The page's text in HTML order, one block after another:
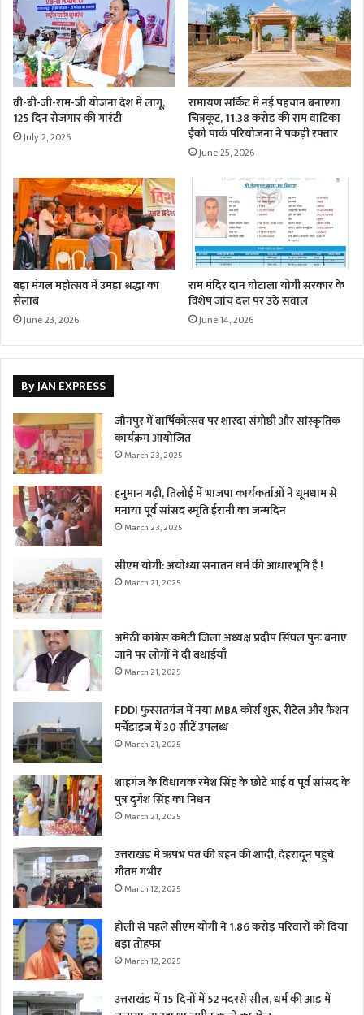
वी-बी-जी-राम-जी योजना देश में लागू,
125 दिन रोजगार की गारंटी
July 2, 2026
रामायण सर्किट में नई पहचान बनाएगा
चित्रकूट, 11.38 करोड़ की राम वाटिका
ईको पार्क परियोजना ने पकड़ी रफ्तार
June 25, 2026
बड़ा मंगल महोत्सव में उमड़ा श्रद्धा का
सैलाब
June 23, 2026
राम मंदिर दान घोटाला योगी सरकार के
विशेष जांच दल पर उठे सवाल
June 14, 2026
By JAN EXPRESS
जौनपुर में वार्षिकोत्सव पर शारदा संगोष्ठी और सांस्कृतिक
कार्यक्रम आयोजित
March 23, 2025
हनुमान गढ़ी, तिलोई में भाजपा कार्यकर्ताओं ने धूमधाम से
मनाया पूर्व सांसद स्मृति ईरानी का जन्मदिन
March 23, 2025
सीएम योगी: अयोध्या सनातन धर्म की आधारभूमि है !
March 21, 2025
अमेठी कांग्रेस कमेटी जिला अध्यक्ष प्रदीप सिंघल पुनः बनाए
जाने पर लोगों ने दी बधाईयाँ
March 21, 2025
FDDI फुरसतगंज में नया MBA कोर्स शुरू, रीटेल और फैशन
मर्चेंडाइज में 30 सीटें उपलब्ध
March 21, 2025
शाहगंज के विधायक रमेश सिंह के छोटे भाई व पूर्व सांसद के
पुत्र दुर्गेश सिंह का निधन
March 21, 2025
उत्तराखंड में ऋषभ पंत की बहन की शादी, देहरादून पहुंचे
गौतम गंभीर
March 12, 2025
होली से पहले सीएम योगी ने 1.86 करोड़ परिवारों को दिया
बड़ा तोहफा
March 12, 2025
उत्तराखंड में 15 दिनों में 52 मदरसे सील, धर्म की आड़ में